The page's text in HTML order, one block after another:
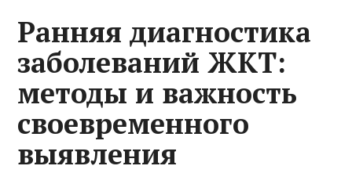
Ранняя диагностика
заболеваний ЖКТ:
методы и важность
своевременного
выявления